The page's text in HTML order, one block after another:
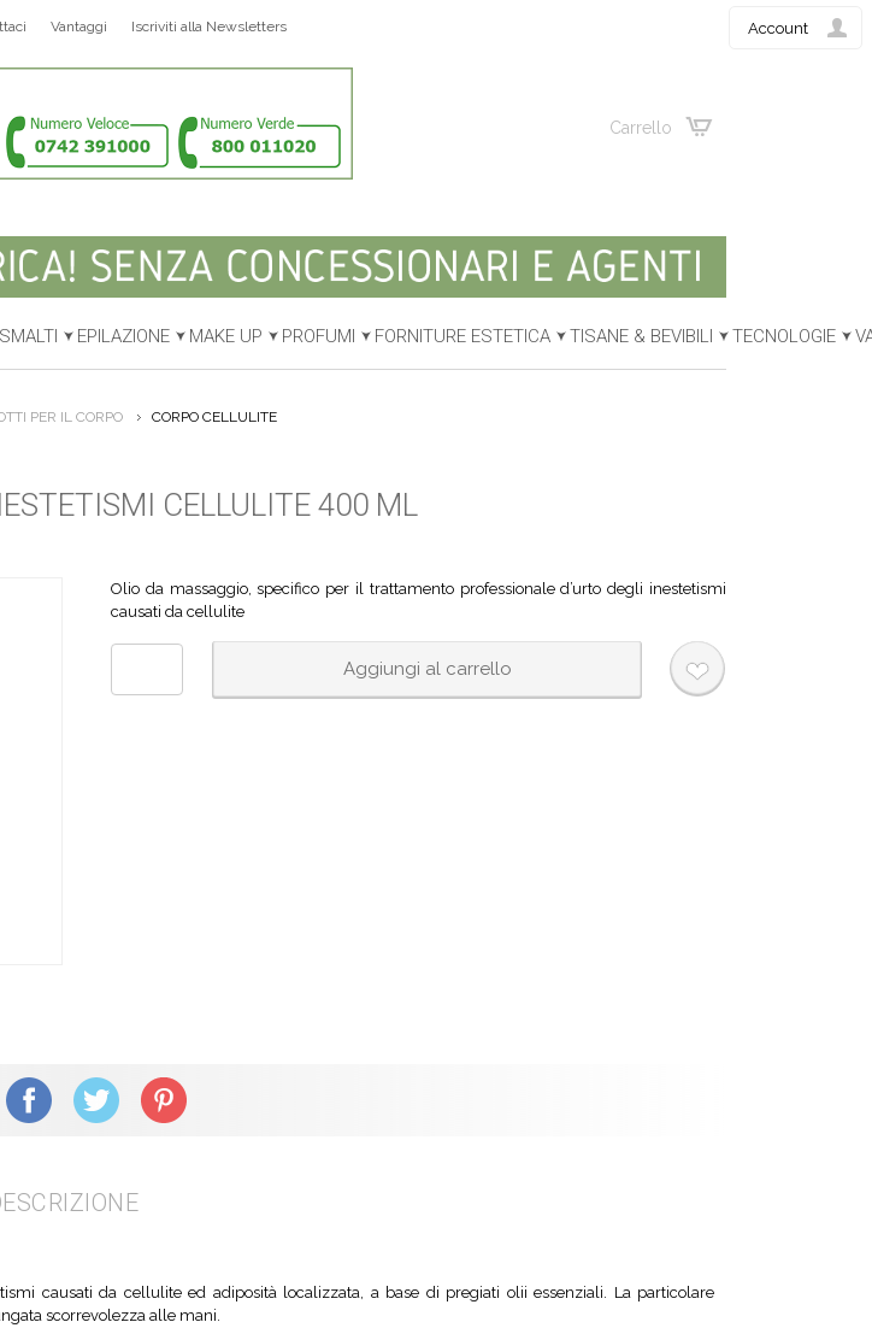
Carrello
Account
Vantaggi Iscriviti alla Newsletters
EPILAZIONE MAKE UP PROFUMI FORNITURE ESTETICA TISANE & BEVIBILI TECNOLOGIE
PER IL CORPO CORPO CELLULITE
CELLULITE 400 ML
Olio da massaggio, specifico per il trattamento professionale d’urto degli inestetismi
causati da cellulite
Facebook X (Twitter) Pinterest
causati da cellulite ed adiposità localizzata, a base di pregiati olii essenziali. La particolare
scorrevolezza alle mani.